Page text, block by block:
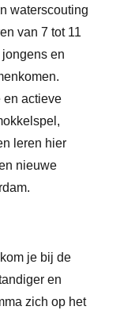
waterscouting
van 7 tot 11
en
en actieve
leren hier
nieuwe
je bij de
en
zich op het